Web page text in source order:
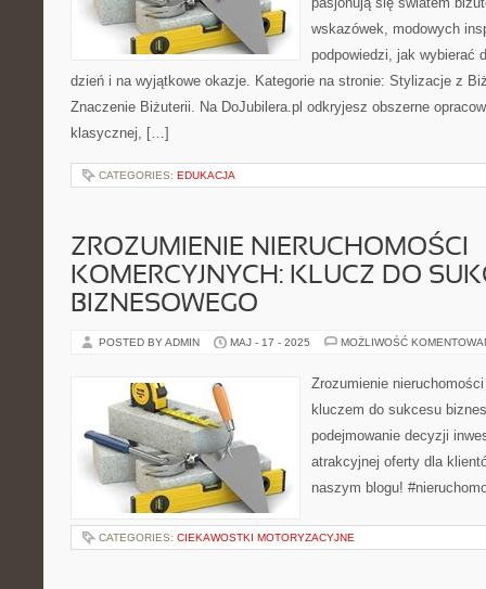
wskazówek, modowych
podpowiedzi, jak wybierać
dzień i na wyjątkowe okazje. Kategorie na stronie: Stylizacje z
Znaczenie Biżuterii. Na DoJubilera.pl odkryjesz obszerne
klasycznej, […]
CATEGORIES: EDUKACJA
ZROZUMIENIE NIERUCHOMOŚCI
KOMERCYJNYCH: KLUCZ DO
BIZNESOWEGO
POSTED BY ADMIN MAJ - 17 - 2025 MOŻLIWOŚĆ
Zrozumienie
kluczem do sukcesu
podejmowanie decyzji
atrakcyjnej oferty dla
naszym blogu!
CATEGORIES: CIEKAWOSTKI MOTORYZACYJNE